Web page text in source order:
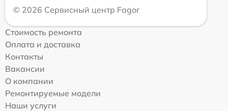
© 2026 Сервисный центр Fagor
Стоимость ремонта
Оплата и доставка
Контакты
Вакансии
О компании
Ремонтируемые модели
Наши услуги